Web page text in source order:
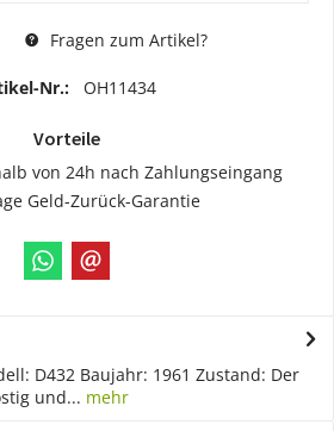
Fragen zum Artikel?
Nr.: OH11434
Vorteile
von 24h nach Zahlungseingang
Geld-Zurück-Garantie
D432 Baujahr: 1961 Zustand: Der
und... mehr